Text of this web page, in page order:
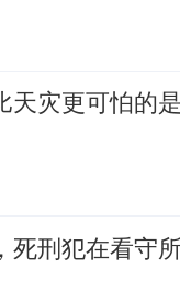
天灾更可怕的
死刑犯在看守